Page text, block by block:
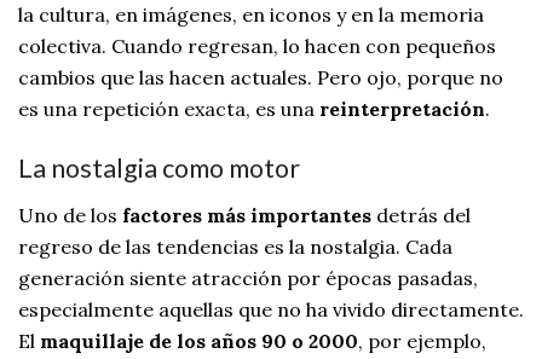
la cultura, en imágenes, en iconos y en la memoria
colectiva. Cuando regresan, lo hacen con pequeños
cambios que las hacen actuales. Pero ojo, porque no
es una repetición exacta, es una reinterpretación.
La nostalgia como motor
Uno de los factores más importantes detrás del
regreso de las tendencias es la nostalgia. Cada
generación siente atracción por épocas pasadas,
especialmente aquellas que no ha vivido directamente.
El maquillaje de los años 90 o 2000, por ejemplo,